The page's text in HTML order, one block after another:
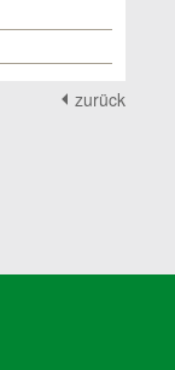
zurück